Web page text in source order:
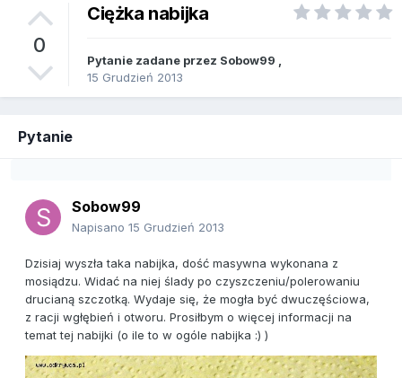
0
Ciężka nabijka
Pytanie zadane przez Sobow99
15 Grudzień 2013
Pytanie
Sobow99
Napisano 15 Grudzień 2013
Dzisiaj wyszła taka nabijka, dość masywna wykonana z
mosiądzu. Widać na niej ślady po czyszczeniu/polerowaniu
drucianą szczotką. Wydaje się, że mogła być dwuczęściowa,
z racji wgłębień i otworu. Prosiłbym o więcej informacji na
temat tej nabijki (o ile to w ogóle nabijka :) )